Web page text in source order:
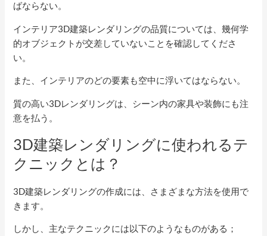
ばならない。
インテリア3D建築レンダリングの品質については、幾何学
的オブジェクトが交差していないことを確認してくださ
い。
また、インテリアのどの要素も空中に浮いてはならない。
質の高い3Dレンダリングは、シーン内の家具や装飾にも注
意を払う。
3D建築レンダリングに使われるテ
クニックとは？
3D建築レンダリングの作成には、さまざまな方法を使用で
きます。
しかし、主なテクニックには以下のようなものがある；